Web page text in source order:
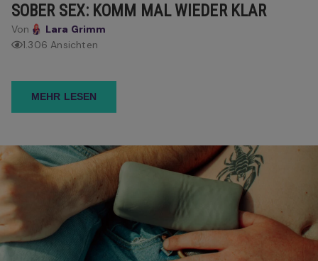
SOBER SEX: KOMM MAL WIEDER KLAR
Von
Lara Grimm
1.306 Ansichten
MEHR LESEN